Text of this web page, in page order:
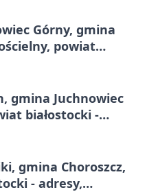
Górny, gmina
powiat
gmina Juchnowiec
białostocki -
gmina Choroszcz,
- adresy,